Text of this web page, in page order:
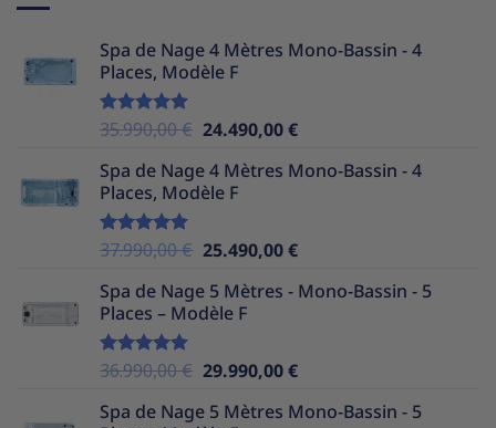
Spa de Nage 4 Mètres Mono-Bassin - 4
Places, Modèle F
Note5.00
35.990,00€ Le
initial
était :
24.490,00€Le
actuel
Spa de Nage 4 Mètres Mono-Bassin - 4
Places, Modèle F
Note5.00
37.990,00€ Le
initial
était :
25.490,00€Le
actuel
Spa de Nage 5 Mètres - Mono-Bassin - 5
Places – Modèle F
Note5.00
36.990,00€ Le
initial
29.990,00€Le
actuel
Spa de Nage 5 Mètres Mono-Bassin - 5